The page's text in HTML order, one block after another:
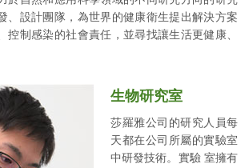
、設計團隊，為世界的健康衛生提出解決方案
控制感染的社會責任，並尋找讓生活更健康、
生物研究室
莎羅雅公司的研究人員每
天都在公司所屬的實驗室
中研發技術。實驗 室擁有